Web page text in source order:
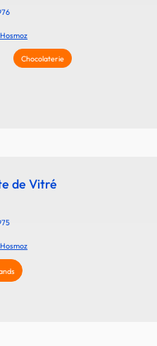
Chocolaterie
de Vitré